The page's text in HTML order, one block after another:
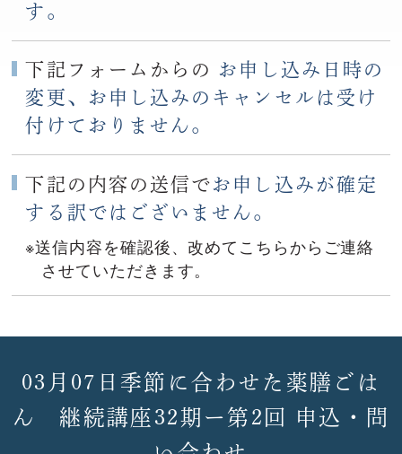
す。
下記フォームからの お申し込み日時の
変更、お申し込みのキャンセルは受け
付けておりません。
下記の内容の送信でお申し込みが確定
する訳ではございません。
※送信内容を確認後、改めてこちらからご連絡
させていただきます。
03月07日季節に合わせた薬膳ごは
ん 継続講座32期ー第2回 申込・問